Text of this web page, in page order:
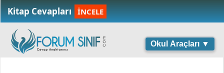
Kitap Cevapları İNCELE
Okul Araçları ▼